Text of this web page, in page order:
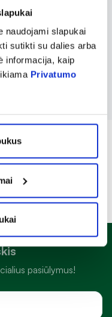
naudojami slapukai
sutikti su dalies arba
informacija, kaip
Privatumo
MAGVIT prekių
ir patogius
magnio
pasiūlymus!